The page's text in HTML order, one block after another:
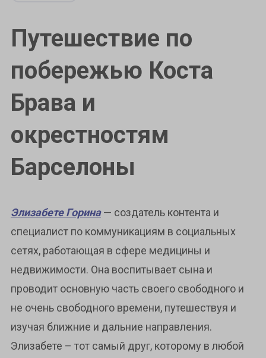
Путешествие по
побережью Коста
Брава и
окрестностям
Барселоны
Элизабете Горина— создатель контента и
специалист по коммуникациям в социальных
сетях, работающая в сфере медицины и
недвижимости. Она воспитывает сына и
проводит основную часть своего свободного и
не очень свободного времени, путешествуя и
изучая ближние и дальние направления.
Элизабете – тот самый друг, которому в любой